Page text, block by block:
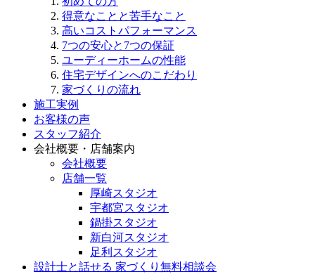
得意なことと苦手なこと
高いコストパフォーマンス
7つの安心と7つの保証
ユーディーホームの性能
住宅デザインへのこだわり
家づくりの流れ
施工実例
お客様の声
スタッフ紹介
会社概要・店舗案内
会社概要
店舗一覧
厚崎スタジオ
宇都宮スタジオ
鍋掛スタジオ
新白河スタジオ
足利スタジオ
設計士と話せる 家づくり無料相談会